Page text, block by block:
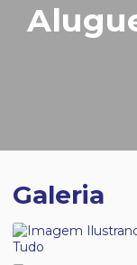
Galeria